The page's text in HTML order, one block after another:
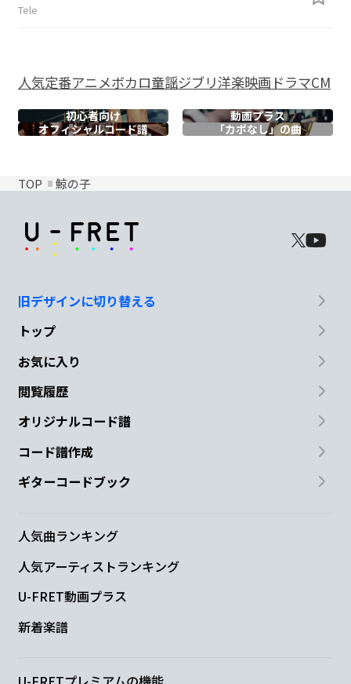
Tele
人気定番アニメボカロ童謡ジブリ洋楽映画ドラマCM
初心者向け
動画プラス
オフィシャルコード譜 「カポなし」の曲
TOP 鯨の子
旧デザインに切り替える
トップ
お気に入り
閲覧履歴
オリジナルコード譜
コード譜作成
ギターコードブック
人気曲ランキング
人気アーティストランキング
U-FRET動画プラス
新着楽譜